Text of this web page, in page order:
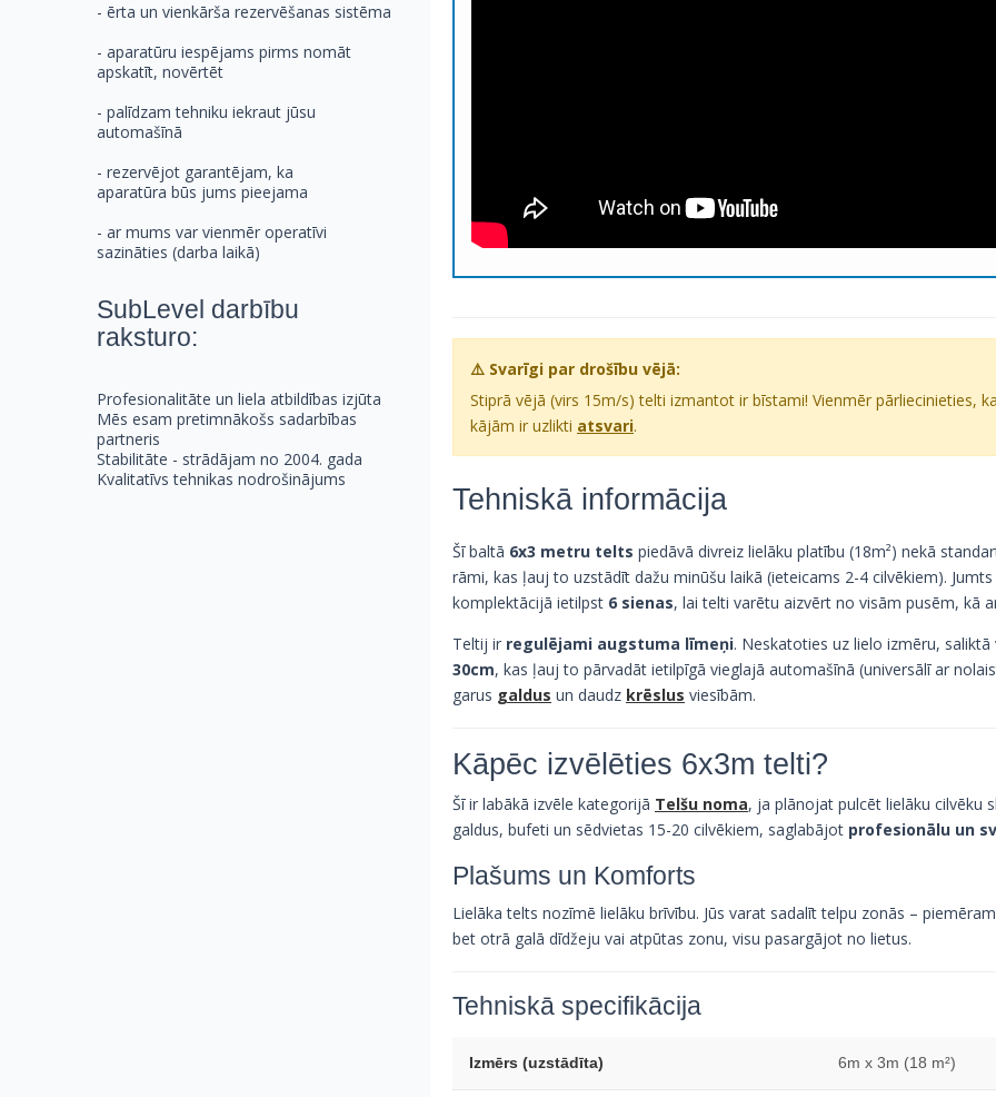
- ērta un vienkārša rezervēšanas sistēma
- aparatūru iespējams pirms nomāt
apskatīt, novērtēt
- palīdzam tehniku iekraut jūsu
automašīnā
- rezervējot garantējam, ka
aparatūra būs jums pieejama
- ar mums var vienmēr operatīvi
sazināties (darba laikā)
SubLevel darbību
raksturo:
Profesionalitāte un liela atbildības izjūta
Mēs esam pretimnākošs sadarbības
partneris
Stabilitāte - strādājam no 2004. gada
Kvalitatīvs tehnikas nodrošinājums
⚠️ Svarīgi par drošību vējā:
Stiprā vējā (virs 15m/s) telti izmantot ir bīstami! Vienmēr pārliecinieties,
kājām ir uzlikti atsvari.
Tehniskā informācija
Šī baltā 6x3 metru telts piedāvā divreiz lielāku platību (18m²) nekā
rāmi, kas ļauj to uzstādīt dažu minūšu laikā (ieteicams 2-4 cilvēkiem).
komplektācijā ietilpst 6 sienas, lai telti varētu aizvērt no visām pusēm, kā
Teltij ir regulējami augstuma līmeņi. Neskatoties uz lielo izmēru,
30cm, kas ļauj to pārvadāt ietilpīgā vieglajā automašīnā (universālī ar
garus galdus un daudz krēslus viesībām.
Kāpēc izvēlēties 6x3m telti?
Šī ir labākā izvēle kategorijā Telšu noma, ja plānojat pulcēt lielāku cilvēku
galdus, bufeti un sēdvietas 15-20 cilvēkiem, saglabājot profesionālu un
Plašums un Komforts
Lielāka telts nozīmē lielāku brīvību. Jūs varat sadalīt telpu zonās –
bet otrā galā dīdžeju vai atpūtas zonu, visu pasargājot no lietus.
Tehniskā specifikācija
Izmērs (uzstādīta) 6m x 3m (18 m²)